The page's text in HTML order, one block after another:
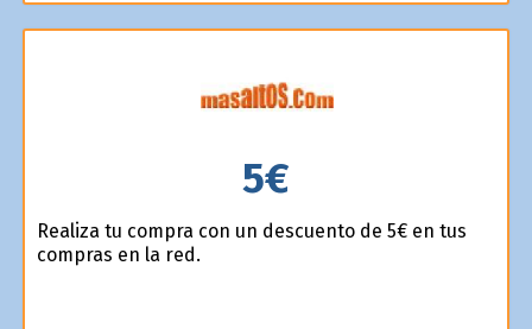
5€
Realiza tu compra con un descuento de 5€ en tus
compras en la red.